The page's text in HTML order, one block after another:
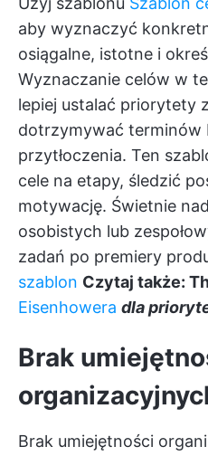
aby wyznaczyć
osiągalne, istotne i
Wyznaczanie celów w
lepiej ustalać priorytety
dotrzymywać terminów
przytłoczenia. Ten
cele na etapy, śledzić
motywację. Świetnie
osobistych lub
zadań po premiery
szablon Czytaj także:
Eisenhowera dla
Brak
Brak umiejętności